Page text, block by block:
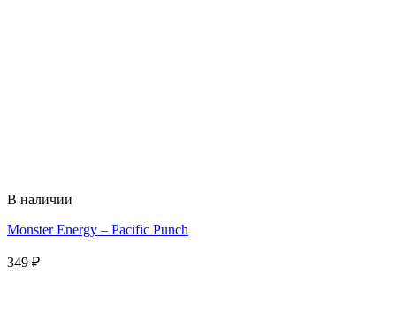
В наличии
Monster Energy – Pacific Punch
349 ₽